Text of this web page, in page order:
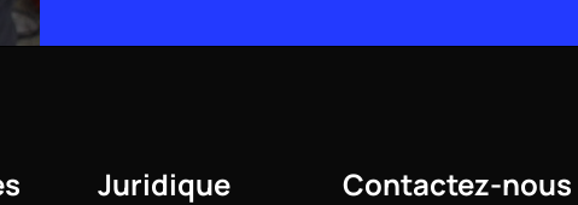
Juridique Contactez-nous